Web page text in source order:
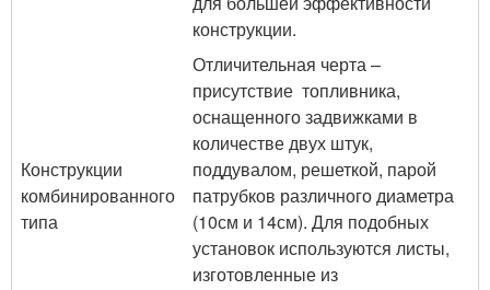
конструкции.
Конструкции
комбинированного
типа
Отличительная черта –
присутствие топливника,
оснащенного задвижками в
количестве двух штук,
поддувалом, решеткой, парой
патрубков различного диаметра
(10см и 14см). Для подобных
установок используются листы,
изготовленные из